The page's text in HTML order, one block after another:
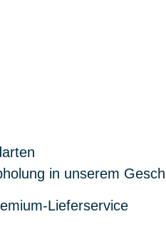
in unserem
Lieferservice